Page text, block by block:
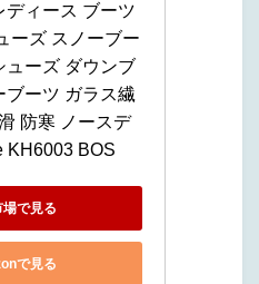
ディース ブーツ
ーズ スノーブー
ューズ ダウンブ
ブーツ ガラス繊
防寒 ノースデ
KH6003 BOS
で見る
で見る